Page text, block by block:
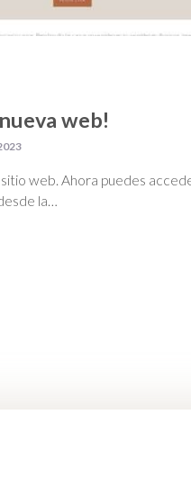
web!
web. Ahora puedes
la…